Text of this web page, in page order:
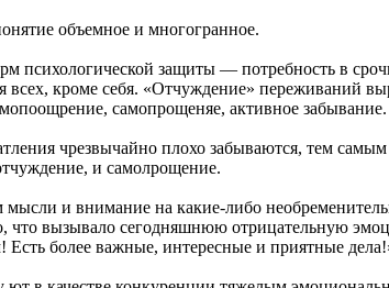
объемное и многогранное.
психологической защиты — потребность в
кроме себя. «Отчуждение» переживаний
самопрощеняе, активное забывание.
чрезвычайно плохо забываются, тем самым
и самолрощение.
мысли и внимание на какие-либо
что вызывало сегодняшнюю отрицательную
более важные, интересные и приятные